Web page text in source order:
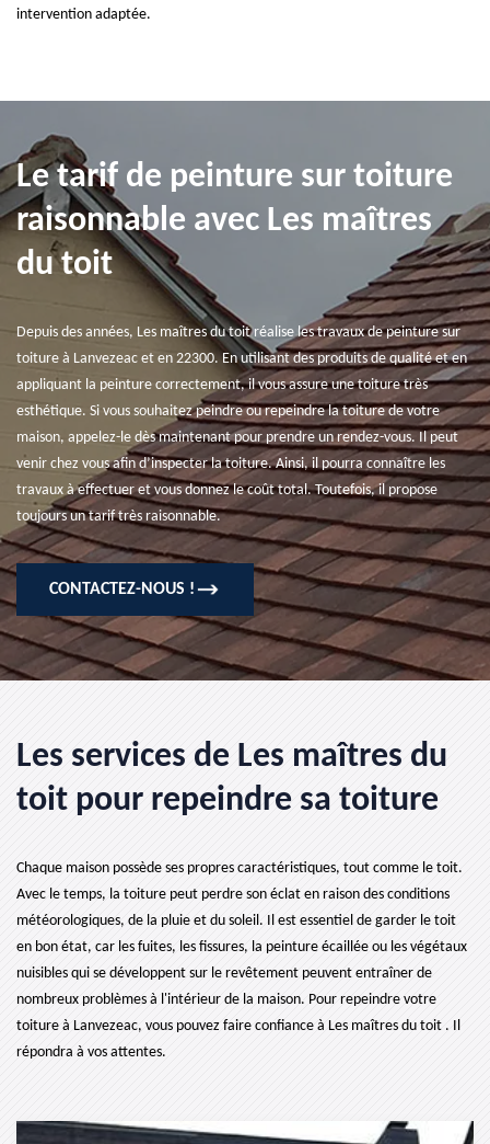
intervention adaptée.
Le tarif de peinture sur toiture
raisonnable avec Les maîtres
du toit
Depuis des années, Les maîtres du toit réalise les travaux de peinture sur
toiture à Lanvezeac et en 22300. En utilisant des produits de qualité et en
appliquant la peinture correctement, il vous assure une toiture très
esthétique. Si vous souhaitez peindre ou repeindre la toiture de votre
maison, appelez-le dès maintenant pour prendre un rendez-vous. Il peut
venir chez vous afin d’inspecter la toiture. Ainsi, il pourra connaître les
travaux à effectuer et vous donnez le coût total. Toutefois, il propose
toujours un tarif très raisonnable.
CONTACTEZ-NOUS !
Les services de Les maîtres du
toit pour repeindre sa toiture
Chaque maison possède ses propres caractéristiques, tout comme le toit.
Avec le temps, la toiture peut perdre son éclat en raison des conditions
météorologiques, de la pluie et du soleil. Il est essentiel de garder le toit
en bon état, car les fuites, les fissures, la peinture écaillée ou les végétaux
nuisibles qui se développent sur le revêtement peuvent entraîner de
nombreux problèmes à l'intérieur de la maison. Pour repeindre votre
toiture à Lanvezeac, vous pouvez faire confiance à Les maîtres du toit . Il
répondra à vos attentes.